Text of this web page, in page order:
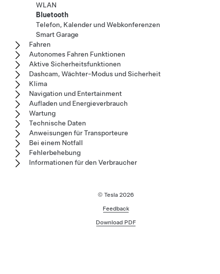
WLAN
Bluetooth
Telefon, Kalender und Webkonferenzen
Smart Garage
Fahren
Autonomes Fahren Funktionen
Aktive Sicherheitsfunktionen
Dashcam, Wächter-Modus und Sicherheit
Klima
Navigation und Entertainment
Aufladen und Energieverbrauch
Wartung
Technische Daten
Anweisungen für Transporteure
Bei einem Notfall
Fehlerbehebung
Informationen für den Verbraucher
© Tesla 2026
Feedback
Download PDF